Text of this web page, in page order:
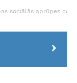
sociālās aprūpes